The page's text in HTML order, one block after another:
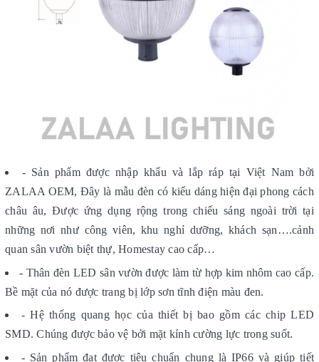
- Sản phẩm được nhập khẩu và lắp ráp tại Việt Nam bởi
ZALAA OEM, Đây là mẫu đèn có kiểu dáng hiện đại phong cách
châu âu, Được ứng dụng rộng trong chiếu sáng ngoài trời tại
những nơi như công viên, khu nghỉ dưỡng, khách sạn….cảnh
quan sân vườn biệt thự, Homestay cao cấp…
- Thân đèn LED sân vườn được làm từ hợp kim nhôm cao cấp.
Bề mặt của nó được trang bị lớp sơn tĩnh điện màu đen.
- Hệ thống quang học của thiết bị bao gồm các chip LED
SMD. Chúng được bảo vệ bởi mặt kính cường lực trong suốt.
- Sản phẩm đạt được tiêu chuẩn chung là IP66 và giúp tiết